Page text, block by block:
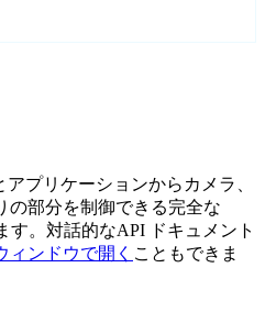
プリケーションからカメラ、
の部分を制御できる完全な
す。対話的なAPI ドキュメント
ィンドウで開く こともできま